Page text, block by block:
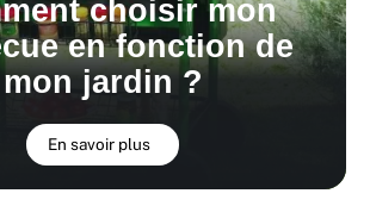
choisir mon
en fonction de
mon jardin ?
En savoir plus